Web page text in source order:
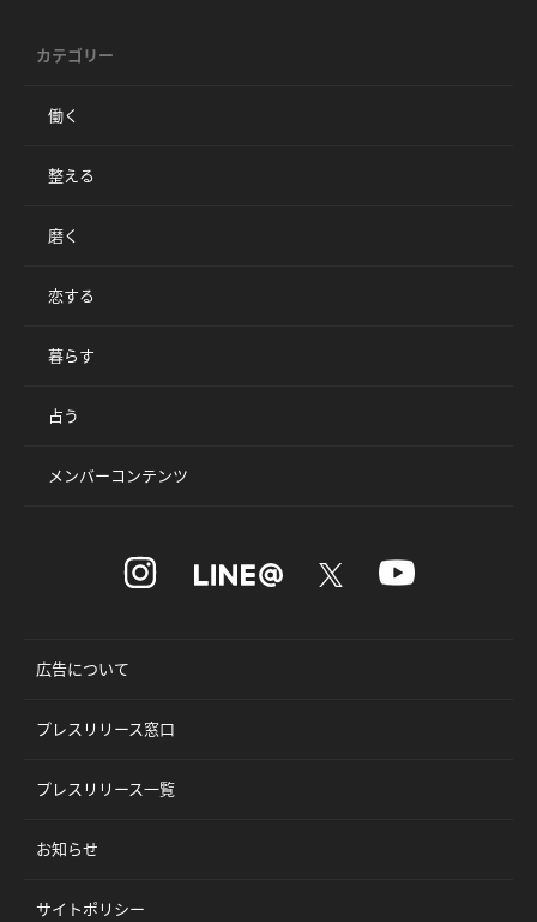
カテゴリー
働く
整える
磨く
恋する
暮らす
占う
メンバーコンテンツ
広告について
プレスリリース窓口
プレスリリース一覧
お知らせ
サイトポリシー